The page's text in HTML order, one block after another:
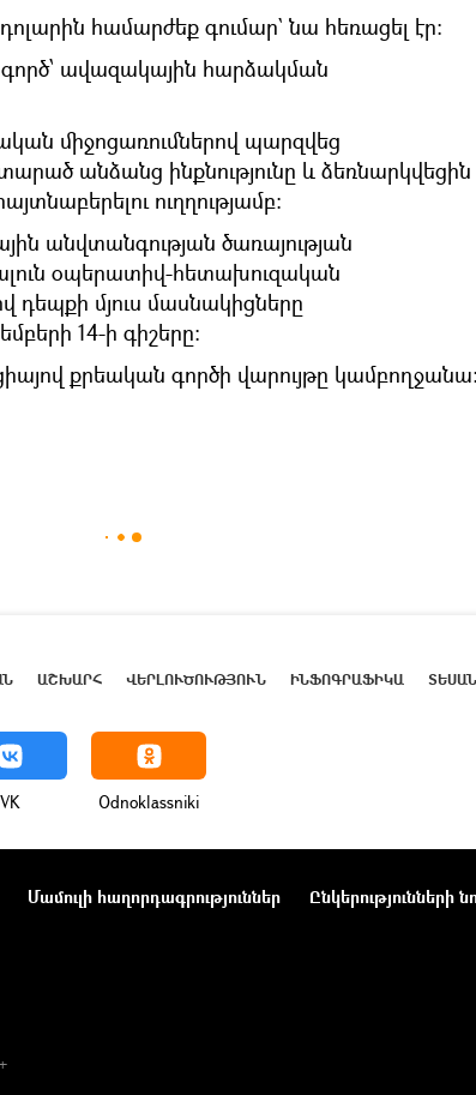
համարժեք գումար` նա հեռացել էր:
ավազակային հարձակման
միջոցառումներով պարզվեց
անձանց ինքնությունը և ձեռնարկվեցին
ուղղությամբ։
անվտանգության ծառայության
օպերատիվ-հետախուզական
դեպքի մյուս մասնակիցները
14-ի գիշերը:
քրեական գործի վարույթը կամբողջանա:
ԱՇԽԱՐՀ ՎԵՐԼՈՒԾՈՒԹՅՈՒՆ ԻՆՖՈԳՐԱՖԻԿԱ
VK Odnoklassniki
Մամուլի հաղորդագրություններ Ընկերությունների